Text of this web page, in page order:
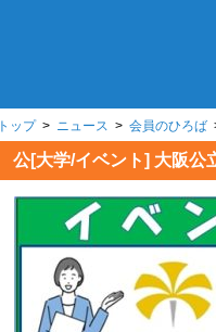
トップ> ニュース > 会員のひろば
公[大学/イベント] 大